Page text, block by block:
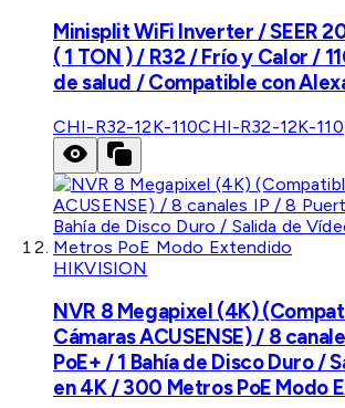
Minisplit WiFi Inverter / SEER
( 1 TON ) / R32 / Frío y Calor /
de salud / Compatible con
CHI-R32-12K-110CHI-R32-12K-110
HIKVISION
NVR 8 Megapixel (4K)
Cámaras ACUSENSE) / 8
PoE+ / 1 Bahía de Disco Duro /
en 4K / 300 Metros PoE Modo